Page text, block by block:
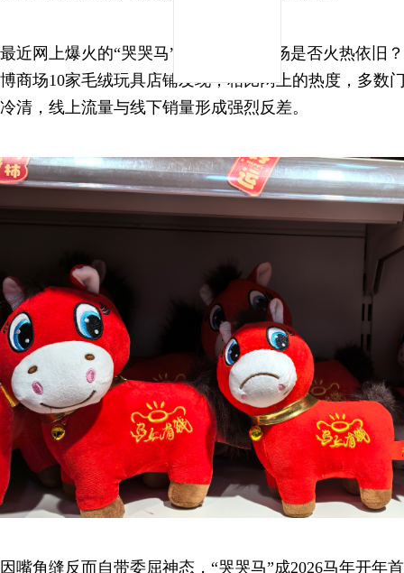
最近网上爆火的“哭哭马”玩偶，线下市场是否火热依旧
博商场10家毛绒玩具店铺发现，相比网上的热度，多数
冷清，线上流量与线下销量形成强烈反差。
因嘴角缝反而自带委屈神态，“哭哭马”成2026马年开年